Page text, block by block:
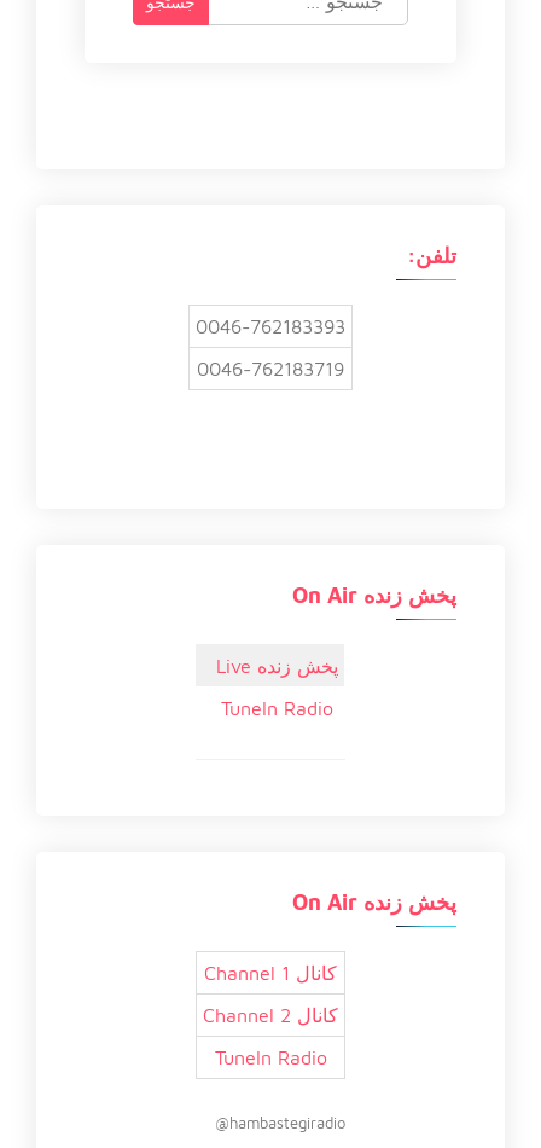
س
تلفن:
0046-762183393
0046-762183719
پخش زنده On Air
پخش زنده Live
TuneIn Radio
پخش زنده On Air
کانال 1 Channel
کانال 2 Channel
TuneIn Radio
hambastegiradio@